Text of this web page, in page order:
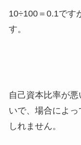
10÷100＝0.1です
す。
自己資本比率が
いで、場合によ
しれません。